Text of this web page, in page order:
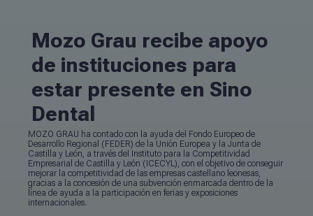
Mozo Grau recibe apoyo
de instituciones para
estar presente en Sino
Dental
MOZO GRAU ha contado con la ayuda del Fondo Europeo de
Desarrollo Regional (FEDER) de la Unión Europea y la Junta de
Castilla y León, a través del Instituto para la Competitividad
Empresarial de Castilla y León (ICECYL), con el objetivo de conseguir
mejorar la competitividad de las empresas castellano leonesas,
gracias a la concesión de una subvención enmarcada dentro de la
línea de ayuda a la participación en ferias y exposiciones
internacionales.